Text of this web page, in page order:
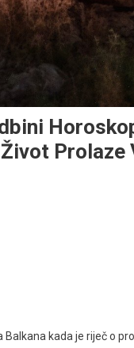
Prolaze
kada je riječ o